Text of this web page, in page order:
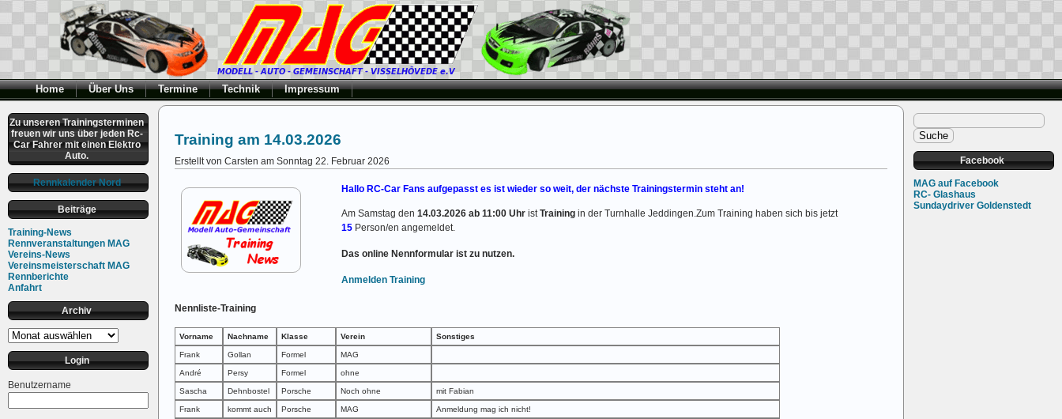
Home Über Uns Termine Technik Impressum
Zu unseren Trainingsterminen
freuen wir uns über jeden Rc-
Car Fahrer mit einen Elektro
Auto.
Rennkalender Nord
Beiträge
Training-News
Rennveranstaltungen MAG
Vereins-News
Vereinsmeisterschaft MAG
Rennberichte
Anfahrt
Archiv
Archiv
Login
Benutzername
Facebook
MAG auf Facebook
RC- Glashaus
Sundaydriver Goldenstedt
Training am 14.03.2026
Erstellt von Carsten am Sonntag 22. Februar 2026
Hallo RC-Car Fans aufgepasst es ist wieder so weit, der nächste Trainingstermin steht an!
Am Samstag den 14.03.2026 ab 11:00 Uhr ist Training in der Turnhalle Jeddingen.Zum Training haben sich bis jetzt
15 Person/en angemeldet.
Das online Nennformular ist zu nutzen.
Anmelden Training
Nennliste-Training
Vorname Nachname Klasse Verein Sonstiges
Frank Gollan Formel MAG
André Persy Formel ohne
Sascha Dehnbostel Porsche Noch ohne mit Fabian
Frank kommt auch Porsche MAG Anmeldung mag ich nicht!